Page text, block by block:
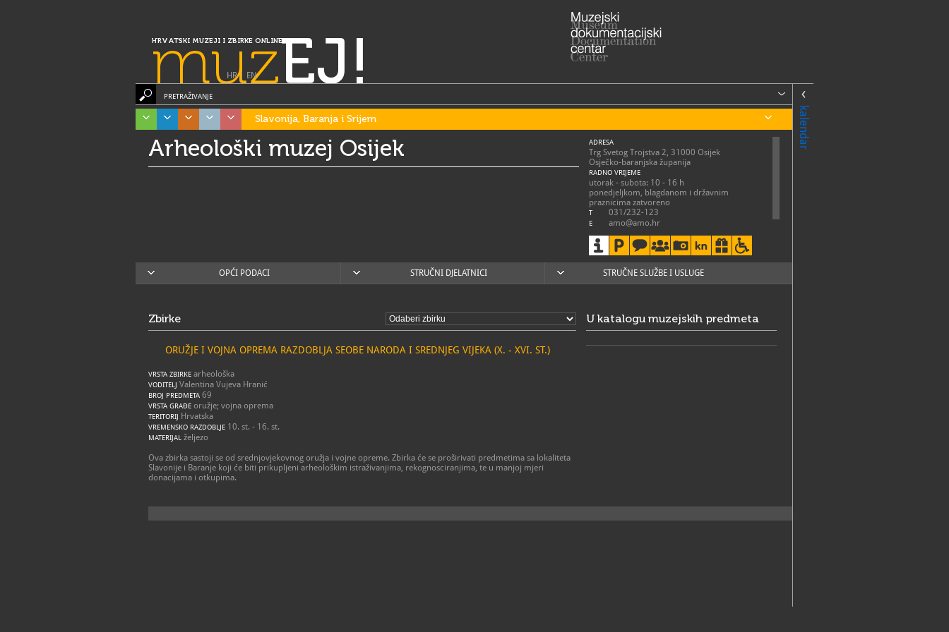
HRVATSKI MUZEJI I ZBIRKE ONLINE
muzEJ!
HR| EN
kalendar
PRETRAŽIVANJE
Slavonija, Baranja i Srijem
Arheološki muzej Osijek ADRESA
Trg Svetog Trojstva 2, 31000 Osijek
Osječko-baranjska županija
RADNO VRIJEME
utorak - subota: 10 - 16 h
ponedjeljkom, blagdanom i državnim
praznicima zatvoreno
T 031/232-123
E amo@amo.hr
https://amo.hr/
OPĆI PODACI STRUČNI DJELATNICI STRUČNE SLUŽBE I USLUGE
Zbirke
ORUŽJE I VOJNA OPREMA RAZDOBLJA SEOBE NARODA I SREDNJEG VIJEKA (X. - XVI. ST.)
VRSTA ZBIRKE arheološka
VODITELJ Valentina Vujeva Hranić
BROJ PREDMETA 69
VRSTA GRAĐE oružje; vojna oprema
TERITORIJ Hrvatska
VREMENSKO RAZDOBLJE 10. st. - 16. st.
MATERIJAL željezo
Ova zbirka sastoji se od srednjovjekovnog oružja i vojne opreme. Zbirka će se proširivati predmetima sa lokaliteta
Slavonije i Baranje koji će biti prikupljeni arheološkim istraživanjima, rekognosciranjima, te u manjoj mjeri
donacijama i otkupima.
U katalogu muzejskih predmeta